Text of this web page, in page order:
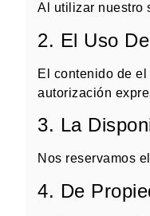
Al utilizar nuestro
2. El Uso
El contenido de
autorización
3. La
Nos reservamos
4. De